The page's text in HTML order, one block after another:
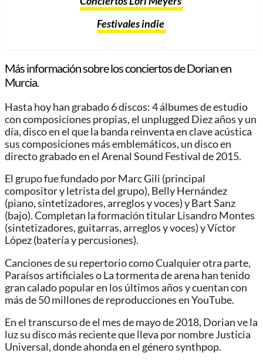
Festivales indie
Más información sobre los conciertos de Dorian en
Murcia.
Hasta hoy han grabado 6 discos: 4 álbumes de estudio
con composiciones propias, el unplugged Diez años y un
día, disco en el que la banda reinventa en clave acústica
sus composiciones más emblemáticos, un disco en
directo grabado en el Arenal Sound Festival de 2015.
El grupo fue fundado por Marc Gili (principal
compositor y letrista del grupo), Belly Hernández
(piano, sintetizadores, arreglos y voces) y Bart Sanz
(bajo). Completan la formación titular Lisandro Montes
(sintetizadores, guitarras, arreglos y voces) y Víctor
López (batería y percusiones).
Canciones de su repertorio como Cualquier otra parte,
Paraísos artificiales o La tormenta de arena han tenido
gran calado popular en los últimos años y cuentan con
más de 50 millones de reproducciones en YouTube.
En el transcurso de el mes de mayo de 2018, Dorian ve la
luz su disco más reciente que lleva por nombre Justicia
Universal, donde ahonda en el género synthpop.